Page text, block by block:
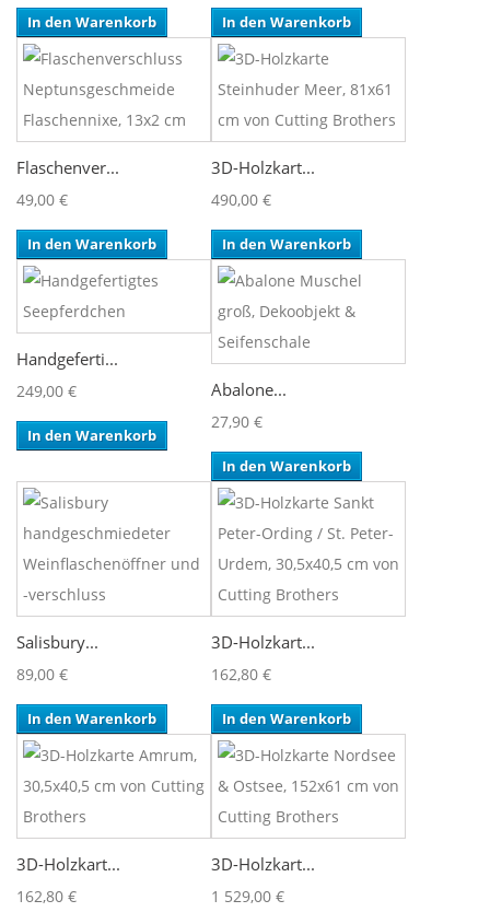
In den Warenkorb In den Warenkorb
Flaschenver...
49,00 €
In den Warenkorb
3D-Holzkart...
490,00 €
In den Warenkorb
Handgeferti...
249,00 €
In den Warenkorb
Abalone...
27,90 €
In den Warenkorb
Salisbury...
89,00 €
In den Warenkorb
3D-Holzkart...
162,80 €
In den Warenkorb
3D-Holzkart...
162,80 €
3D-Holzkart...
1 529,00 €